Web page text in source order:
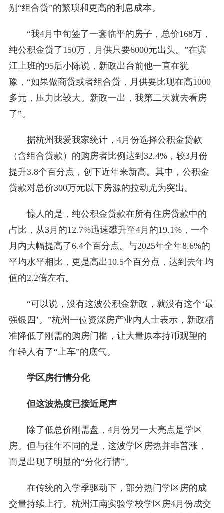
别“组合贷”的繁琐和更高的利息成本。
“我4月中旬签了一套临平的房子，总价168万，
纯公积金贷了150万，月供只要6000元出头。”在滨
江上班的95后小陈说，新政出台前他一直在犹
豫，“如果做商贷或者组合贷，月供要比现在高1000
多元，压力比较大。新政一出，我第二天就去看房
了”。
据杭州我爱我家统计，4月份选择公积金贷款
（含组合贷款）的购房者比例达到32.4%，较3月份
提升3.8个百分点，创下近年来新高。其中，公积金
贷款对总价300万元以下房源的拉动尤为突出。
惊人的是，纯公积金贷款在所有住房贷款中的
占比，从3月的12.7%迅速攀升至4月的19.1%，一个
月内大幅提高了6.4个百分点。与2025年全年8.6%的
平均水平相比，更是高出10.5个百分点，达到去年均
值的2.2倍左右。
“可以说，没有这波公积金新政，就没有这个‘最
强银四’。”杭州一位资深房产业内人士表示，新政精
准降低了刚需的购房门槛，让大量原本持币观望的
年轻人有了“上车”的底气。
学区房行情分化
但这波热度已接近尾声
除了低总价刚需盘，4月份另一大亮点是学区
房。但与往年不同的是，这波学区房热并非普涨，
而是出现了明显的“分化行情”。
在传统的入学季驱动下，部分热门学区房的成
交量持续上行。杭州江南实验学校学区房4月份成交